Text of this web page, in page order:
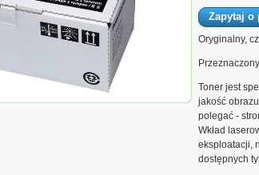
KX-FLB853/833/813/803 | 5
Zapytaj o
Oryginalny,
Toner jest
jakość
polegać -
Wkład
eksploatacji,
dostępnych